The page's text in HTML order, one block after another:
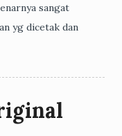
sangat
yg dicetak dan